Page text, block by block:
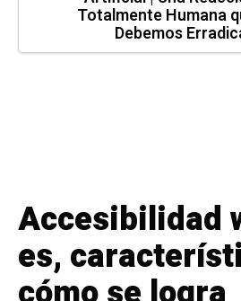
Totalmente Humana
Debemos
Accesibilidad
es,